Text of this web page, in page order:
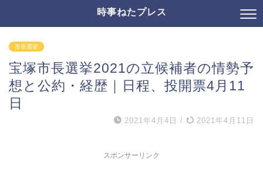
時事ねたプレス
市長選挙
宝塚市長選挙2021の立候補者の情勢予
想と公約・経歴｜日程、投開票4月11
日
2021年4月4日 / 2021年4月11日
スポンサーリンク